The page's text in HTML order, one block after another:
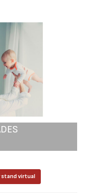
stand virtual